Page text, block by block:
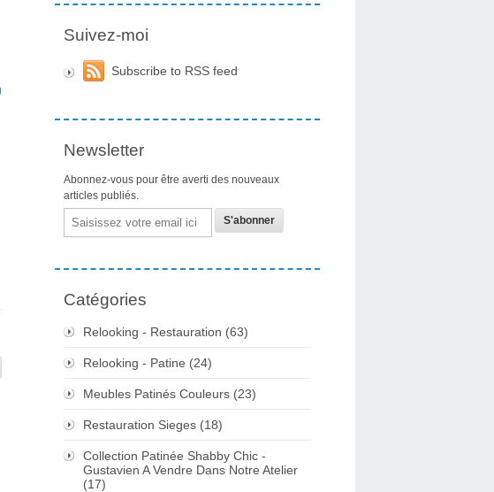
Suivez-moi
Subscribe to RSS feed
Newsletter
Abonnez-vous pour être averti des nouveaux
articles publiés.
Email
Catégories
Relooking - Restauration (63)
Relooking - Patine (24)
Meubles Patinés Couleurs (23)
Restauration Sieges (18)
Collection Patinée Shabby Chic -
Gustavien A Vendre Dans Notre Atelier
(17)